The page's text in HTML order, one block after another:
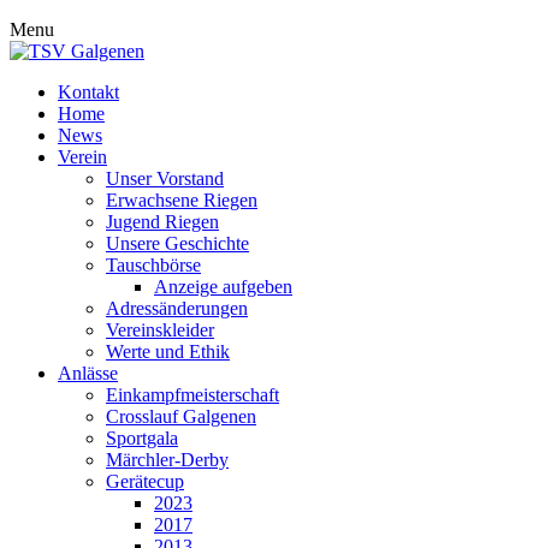
Menu
Kontakt
Home
News
Verein
Unser Vorstand
Erwachsene Riegen
Jugend Riegen
Unsere Geschichte
Tauschbörse
Anzeige aufgeben
Adressänderungen
Vereinskleider
Werte und Ethik
Anlässe
Einkampfmeisterschaft
Crosslauf Galgenen
Sportgala
Märchler-Derby
Gerätecup
2023
2017